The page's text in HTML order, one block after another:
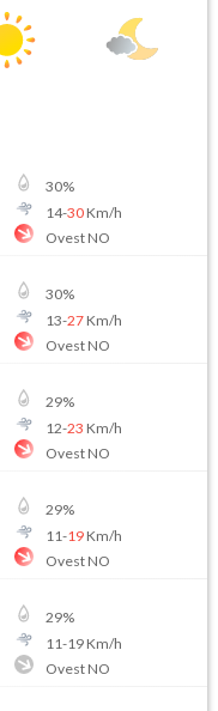
30%
14-30Km/h
Ovest NO
30%
13-27Km/h
Ovest NO
29%
12-23 Km/h
Ovest NO
29%
11-19Km/h
Ovest NO
29%
11-19Km/h
Ovest NO